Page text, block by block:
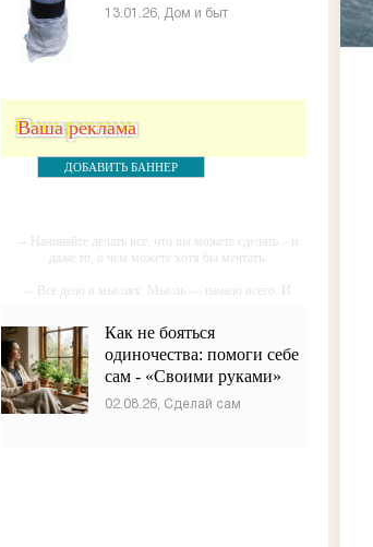
13.01.26, Дом и быт
Ваша реклама
ДОБАВИТЬ БАННЕР
-- Начинайте делать все, что вы можете сделать – и
даже то, о чем можете хотя бы мечтать.
-- Все дело в мыслях. Мысль — начало всего. И
совершенствования: работать над мыслями.
-- Идите уверенно по направлению к мечте. Живите
той жизнью, которую вы сами себе придумали.
-- Самое большое богатство — это ум. Самая
Как не бояться
одиночества: помоги себе
сам - «Своими руками»
02.08.26, Сделай сам